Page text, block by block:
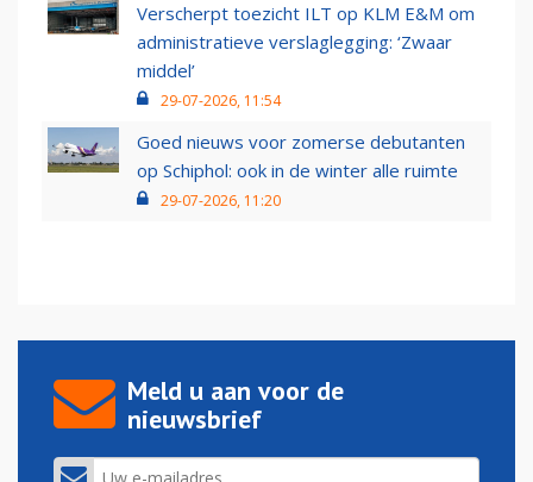
Verscherpt toezicht ILT op KLM E&M om
administratieve verslaglegging: ‘Zwaar
middel’
29-07-2026, 11:54
Goed nieuws voor zomerse debutanten
op Schiphol: ook in de winter alle ruimte
29-07-2026, 11:20
Meld u aan voor de
nieuwsbrief